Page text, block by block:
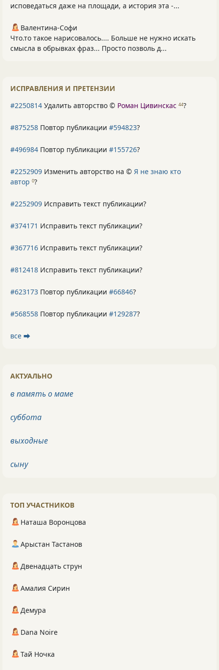
исповедаться даже на площади, а история эта -...
Валентина-Софи
Что.то такое нарисовалось.... Больше не нужно искать
смысла в обрывках фраз... Просто позволь д...
ИСПРАВЛЕНИЯ И ПРЕТЕНЗИИ
#2250814 Удалить авторство © Роман Цивинскас 44?
#875258 Повтор публикации #594823?
#496984 Повтор публикации #155726?
#2252909 Изменить авторство на © Я не знаю кто
автор 0?
#2252909 Исправить текст публикации?
#374171 Исправить текст публикации?
#367716 Исправить текст публикации?
#812418 Исправить текст публикации?
#623173 Повтор публикации #66846?
#568558 Повтор публикации #129287?
все ⮕
АКТУАЛЬНО
в память о маме
суббота
выходные
сыну
ТОП УЧАСТНИКОВ
Наташа Воронцова
Арыстан Тастанов
Двенадцать струн
Амалия Сирин
Демура
Dana Noire
Тай Ночка